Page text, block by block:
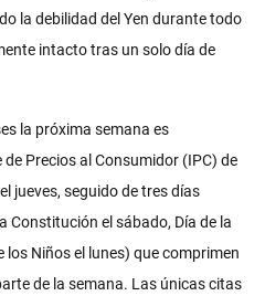
la debilidad del Yen durante todo
intacto tras un solo día de
la próxima semana es
Precios al Consumidor (IPC) de
jueves, seguido de tres días
Constitución el sábado, Día de la
Niños el lunes) que comprimen
de la semana. Las únicas citas